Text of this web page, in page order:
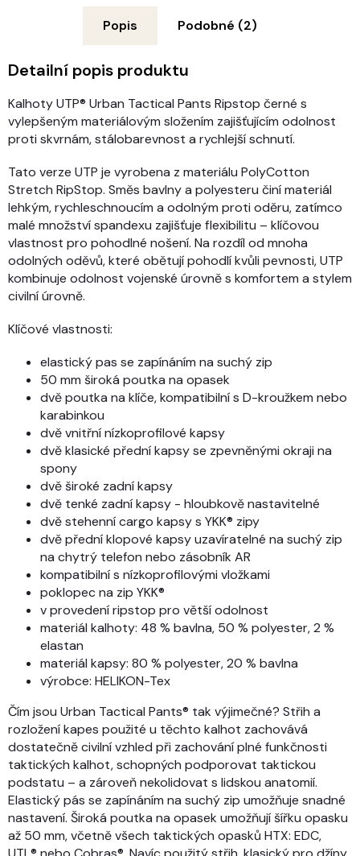
Popis Podobné (2)
Detailní popis produktu
Kalhoty UTP® Urban Tactical Pants Ripstop černé s
vylepšeným materiálovým složením zajišťujícím odolnost
proti skvrnám, stálobarevnost a rychlejší schnutí.
Tato verze UTP je vyrobena z materiálu PolyCotton
Stretch RipStop. Směs bavlny a polyesteru činí materiál
lehkým, rychleschnoucím a odolným proti oděru, zatímco
malé množství spandexu zajišťuje flexibilitu – klíčovou
vlastnost pro pohodlné nošení. Na rozdíl od mnoha
odolných oděvů, které obětují pohodlí kvůli pevnosti, UTP
kombinuje odolnost vojenské úrovně s komfortem a stylem
civilní úrovně.
Klíčové vlastnosti:
elastický pas se zapínáním na suchý zip
50 mm široká poutka na opasek
dvě poutka na klíče, kompatibilní s D-kroužkem nebo
karabinkou
dvě vnitřní nízkoprofilové kapsy
dvě klasické přední kapsy se zpevněnými okraji na
spony
dvě široké zadní kapsy
dvě tenké zadní kapsy - hloubkově nastavitelné
dvě stehenní cargo kapsy s YKK® zipy
dvě přední klopové kapsy uzavíratelné na suchý zip
na chytrý telefon nebo zásobník AR
kompatibilní s nízkoprofilovými vložkami
poklopec na zip YKK®
v provedení ripstop pro větší odolnost
materiál kalhoty: 48 % bavlna, 50 % polyester, 2 %
elastan
materiál kapsy: 80 % polyester, 20 % bavlna
výrobce: HELIKON-Tex
Čím jsou Urban Tactical Pants® tak výjimečné? Střih a
rozložení kapes použité u těchto kalhot zachovává
dostatečně civilní vzhled při zachování plné funkčnosti
taktických kalhot, schopných podporovat taktickou
podstatu – a zároveň nekolidovat s lidskou anatomií.
Elastický pás se zapínáním na suchý zip umožňuje snadné
nastavení. Široká poutka na opasek umožňují šířku opasku
až 50 mm, včetně všech taktických opasků HTX: EDC,